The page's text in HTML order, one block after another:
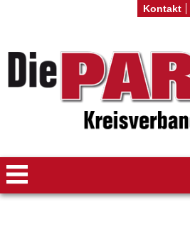
Kontakt